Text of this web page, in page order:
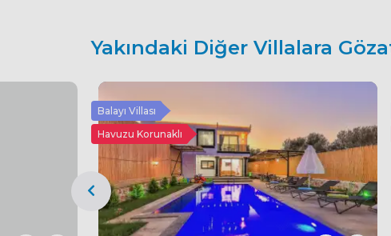
Yakındaki Diğer Villalara
Balayı Villası
Havuzu Korunaklı